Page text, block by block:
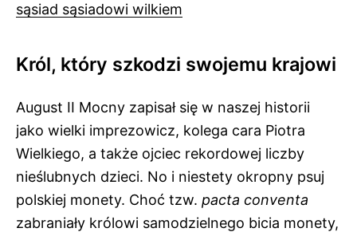
sąsiad sąsiadowi wilkiem
Król, który szkodzi swojemu krajowi
August II Mocny zapisał się w naszej historii
jako wielki imprezowicz, kolega cara Piotra
Wielkiego, a także ojciec rekordowej liczby
nieślubnych dzieci. No i niestety okropny psuj
polskiej monety. Choć tzw. pacta conventa
zabraniały królowi samodzielnego bicia monety,